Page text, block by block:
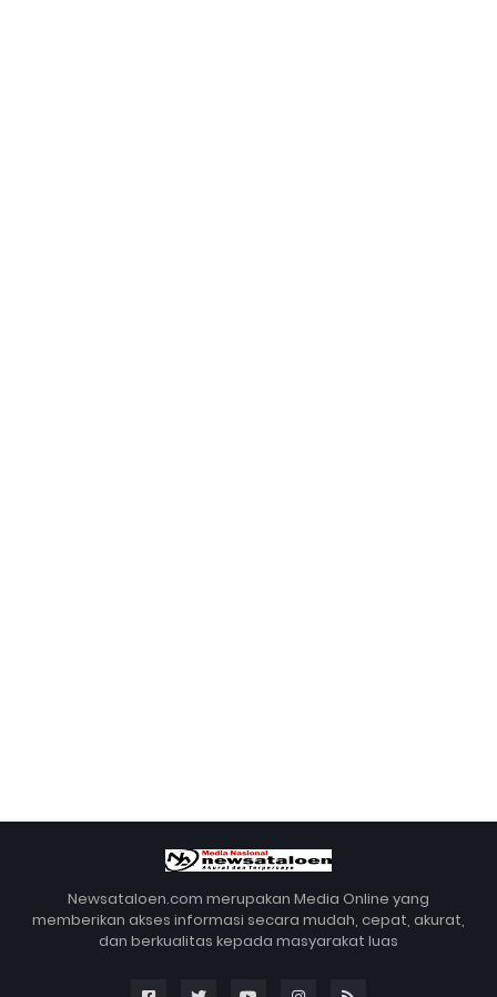
Newsataloen.com merupakan Media Online yang
memberikan akses informasi secara mudah, cepat, akurat,
dan berkualitas kepada masyarakat luas